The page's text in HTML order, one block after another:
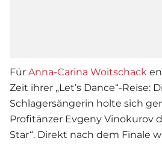
Für Anna-Carina Woitschack
Zeit ihrer „Let’s Dance“-Reise:
Schlagersängerin holte sich
Profitänzer Evgeny Vinokurov
Star“. Direkt nach dem Finale